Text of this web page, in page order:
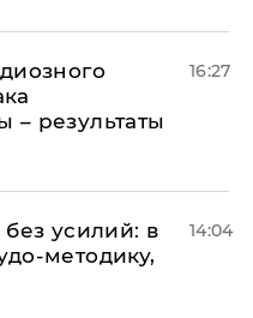
– результаты
16:27
усилий: в
методику,
14:04